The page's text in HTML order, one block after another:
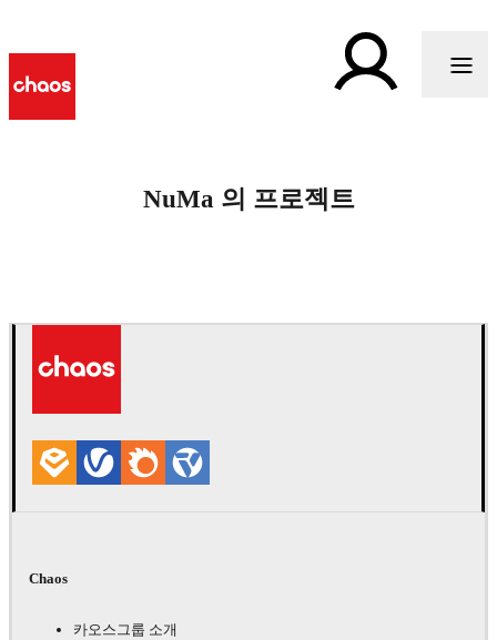
NuMa 의 프로젝트
Chaos
카오스그룹 소개